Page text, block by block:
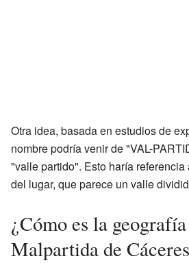
Otra idea, basada en estudios de
nombre podría venir de "VAL-
"valle partido". Esto haría referencia
del lugar, que parece un valle
¿Cómo es la
Malpartida de